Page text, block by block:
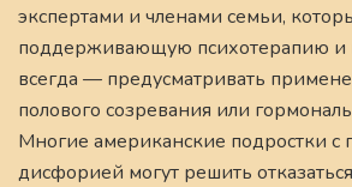
экспертами и членами семьи,
поддерживающую психотерапию
всегда — предусматривать
полового созревания или
Многие американские подростки с
дисфорией могут решить